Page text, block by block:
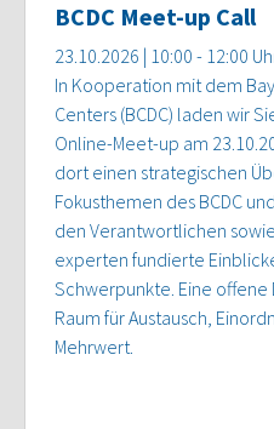
BCDC Meet-up Call
23.10.2026 | 10:00 - 12:00
In Kooperation mit dem
Centers (BCDC) laden wir
Online-Meet-up am
dort einen strategischen
Fokusthemen des BCDC
den Verantwortlichen
experten fundierte
Schwerpunkte. Eine offene
Raum für Austausch,
Mehrwert.